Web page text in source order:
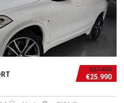
€27.490
€25.990